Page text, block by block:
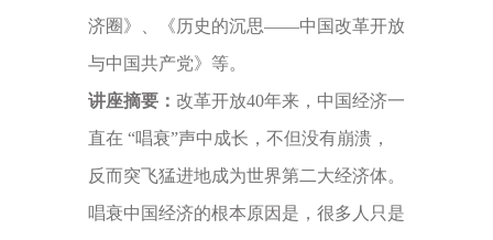
济圈》、《历史的沉思——中国改革开放
与中国共产党》等。
讲座摘要： 改革开放40年来，中国经济一
直在 “唱衰”声中成长，不但没有崩溃，
反而突飞猛进地成为世界第二大经济体。
唱衰中国经济的根本原因是，很多人只是